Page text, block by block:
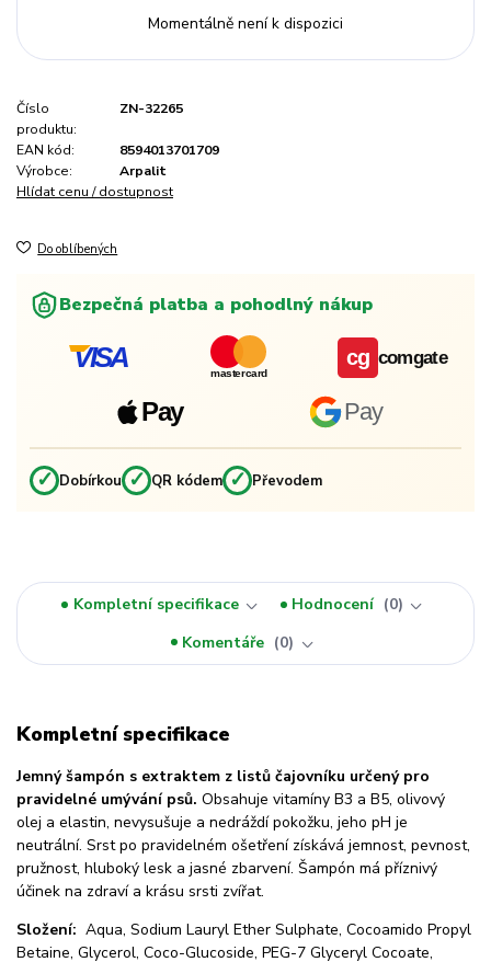
Momentálně není k dispozici
Číslo
produktu:
ZN-32265
EAN kód:
8594013701709
Výrobce:
Arpalit
Hlídat cenu / dostupnost
Do oblíbených
Bezpečná platba a pohodlný nákup
VISA mastercard
Pay Pay
cg comgate
✓ Dobírkou ✓ QR kódem ✓ Převodem
Kompletní specifikace Hodnocení
0
Komentáře
0
Kompletní specifikace
Jemný šampón s extraktem z listů čajovníku určený pro
pravidelné umývání psů. Obsahuje vitamíny B3 a B5, olivový
olej a elastin, nevysušuje a nedráždí pokožku, jeho pH je
neutrální. Srst po pravidelném ošetření získává jemnost, pevnost,
pružnost, hluboký lesk a jasné zbarvení. Šampón má příznivý
účinek na zdraví a krásu srsti zvířat.
Složení: Aqua, Sodium Lauryl Ether Sulphate, Cocoamido Propyl
Betaine, Glycerol, Coco-Glucoside, PEG-7 Glyceryl Cocoate,